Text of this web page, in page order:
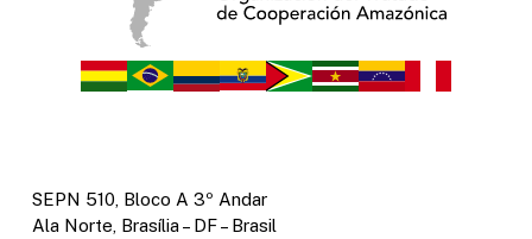
SEPN 510, Bloco A 3º Andar
Ala Norte, Brasília – DF – Brasil